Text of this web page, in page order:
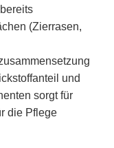
(Zierrasen,
und
sorgt für
die Pflege